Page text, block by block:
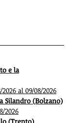
e la
al 09/08/2026
Silandro (Bolzano)
2026